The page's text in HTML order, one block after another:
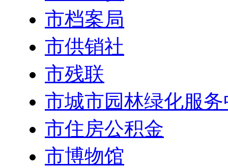
市档案局
市供销社
市残联
市城市园林绿化服
市住房公积金
市博物馆